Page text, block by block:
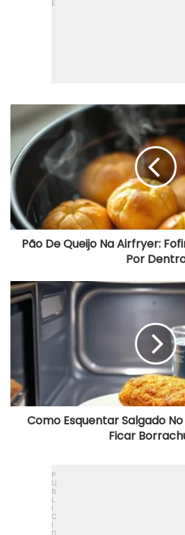
Pão
De
Queijo
Na
Airfryer:
Fofinho
Por
Fora,
Macio
Por
Dentro
Pão De Queijo Na Airfryer:
Por
Como
Esquentar
Salgado
Micro-
Ficar
Borrachudo
Como Esquentar Salgado
Ficar